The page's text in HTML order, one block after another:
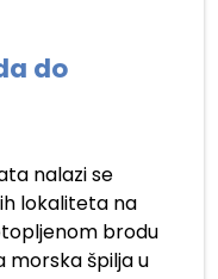
do
nalazi se
lokaliteta na
brodu
morska špilja u